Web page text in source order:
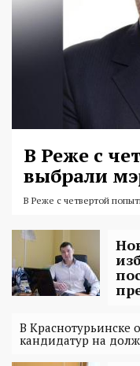
В Реже с
выбрали
В Реже с четвертой
В Краснотурьинске
кандидатур на